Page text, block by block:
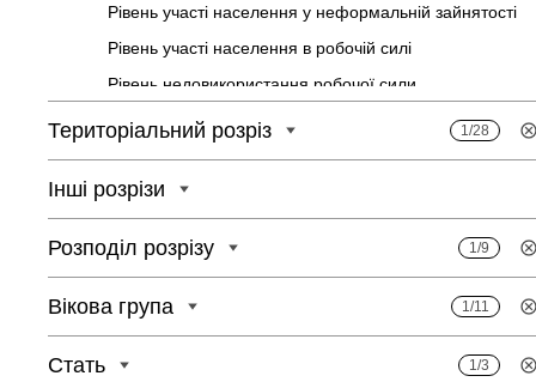
Рівень участі населення у неформальній зайнятості
Рівень участі населення в робочій силі
Рівень недовикористання робочої сили
Рівень довготривалого безробіття
Рівень безробіття населення з урахуванням
Особи, які не входять до складу робочої сили
Кількість потенційної робочої сили
Кількість робочої сили
Кількість неформально зайнятого населення
Територіальний розріз 1/28
Інші розрізи
Розподіл розрізу 1/9
Вікова група 1/11
Стать 1/3